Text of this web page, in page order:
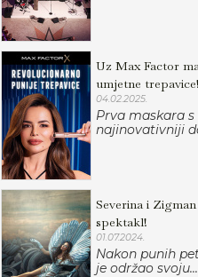
Uz Max Factor
umjetne trepavice!
04.02.2025.
Prva maskara
najinovativniji
Severina i
spektakl!
01.07.2024.
Nakon punih
je održao svoju...